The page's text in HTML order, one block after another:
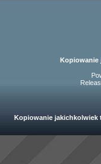
Kopiowanie